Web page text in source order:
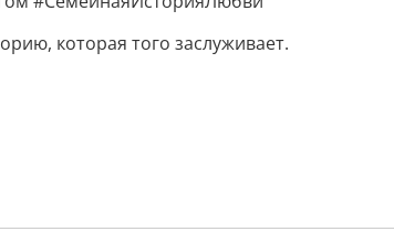
которая того заслуживает.